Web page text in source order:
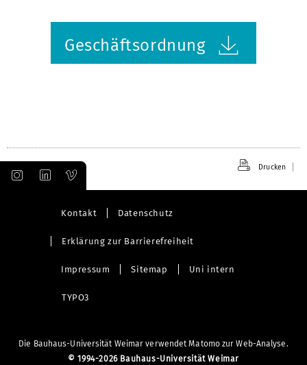
Geschäftsordnung
Drucken
Kontakt Datenschutz
Erklärung zur Barrierefreiheit
Impressum Sitemap Uni intern
TYPO3
Die Bauhaus-Universität Weimar verwendet Matomo zur Web-Analyse.
© 1994-2026 Bauhaus-Universität Weimar